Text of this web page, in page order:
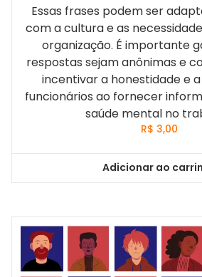
Essas frases podem ser
com a cultura e as
organização. É importante
respostas sejam anônimas e
incentivar a honestidade e
funcionários ao fornecer
saúde mental no
R$ 3,00
Adicionar ao